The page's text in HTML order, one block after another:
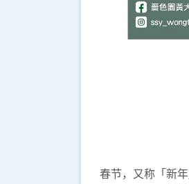
春节，又称「新